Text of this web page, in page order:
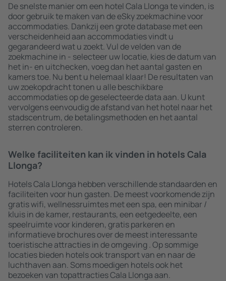
De snelste manier om een hotel Cala Llonga te vinden, is
door gebruik te maken van de eSky zoekmachine voor
accommodaties. Dankzij een grote database met een
verscheidenheid aan accommodaties vindt u
gegarandeerd wat u zoekt. Vul de velden van de
zoekmachine in - selecteer uw locatie, kies de datum van
het in- en uitchecken, voeg dan het aantal gasten en
kamers toe. Nu bent u helemaal klaar! De resultaten van
uw zoekopdracht tonen u alle beschikbare
accommodaties op de geselecteerde data aan. U kunt
vervolgens eenvoudig de afstand van het hotel naar het
stadscentrum, de betalingsmethoden en het aantal
sterren controleren.
Welke faciliteiten kan ik vinden in hotels Cala
Llonga?
Hotels Cala Llonga hebben verschillende standaarden en
faciliteiten voor hun gasten. De meest voorkomende zijn
gratis wifi, wellnessruimtes met een spa, een minibar /
kluis in de kamer, restaurants, een eetgedeelte, een
speelruimte voor kinderen, gratis parkeren en
informatieve brochures over de meest interessante
toeristische attracties in de omgeving . Op sommige
locaties bieden hotels ook transport van en naar de
luchthaven aan. Soms moedigen hotels ook het
bezoeken van topattracties Cala Llonga aan.